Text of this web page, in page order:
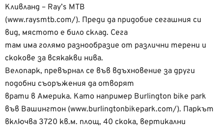
Кливланд – Ray’s MTB
(www.raysmtb.com/). Преди да придобие сегашния си
вид, мястото е било склад. Сега
там има голямо разнообразиe от различни терени и
скокове за всякакви нива.
Велопарк, превърнал се във вдъхновение за други
подобни съоръжения да отворят
врати в Америка. Като например Burlington bike park
във Вашингтон (www.burlingtonbikepark.com/). Паркът
включва 3720 кв.м. площ, 40 скока, вертикални